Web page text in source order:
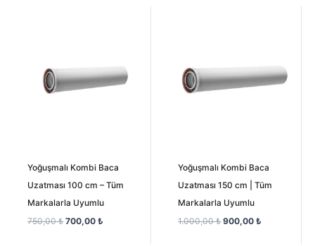
Yoğuşmalı Kombi Baca
Uzatması 100 cm – Tüm
Markalarla Uyumlu
750,00₺ 700,00₺
Yoğuşmalı Kombi Baca
Uzatması 150 cm | Tüm
Markalarla Uyumlu
1.000,00₺ 900,00₺